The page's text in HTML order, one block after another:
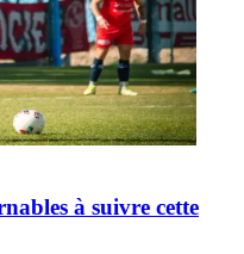
à suivre cette